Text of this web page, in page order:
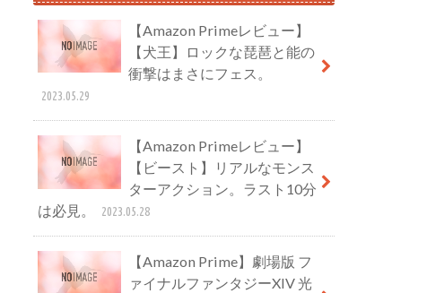
【Amazon Primeレビュー】
【犬王】ロックな琵琶と能の
衝撃はまさにフェス。
2023.05.29
【Amazon Primeレビュー】
【ビースト】リアルなモンス
ターアクション。ラスト10分
は必見。
2023.05.28
【Amazon Prime】劇場版 フ
ァイナルファンタジーXIV 光